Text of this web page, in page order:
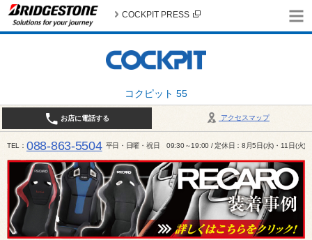
コクピット 55
COCKPIT PRESS
アクセスマップ
お店に電話する
TEL 088-863-5504 平日・日曜・祝日 09:30～19:00 / 定休日：8月5日(水)・11日(火)